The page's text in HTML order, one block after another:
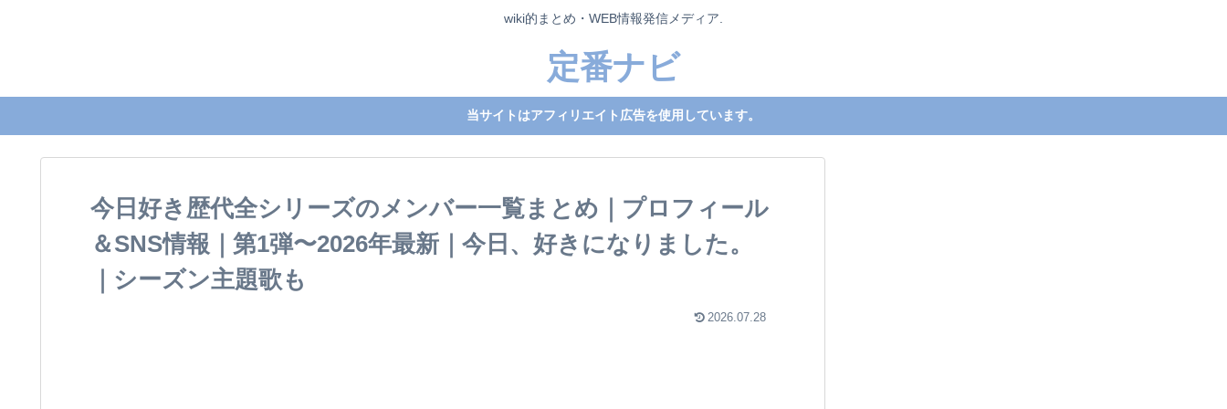
wiki的まとめ・WEB情報発信メディア.
定番ナビ
当サイトはアフィリエイト広告を使用しています。
今日好き歴代全シリーズのメンバー一覧まとめ｜プロフィール
＆SNS情報｜第1弾〜2026年最新｜今日、好きになりました。
｜シーズン主題歌も
2026.07.28